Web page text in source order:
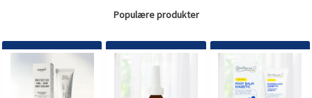
Populære produkter